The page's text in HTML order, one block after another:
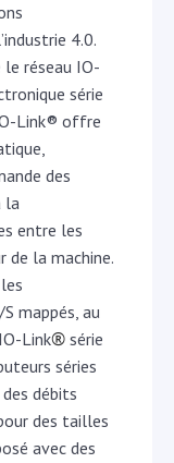
4.0.
le réseau IO-
série
Link® offre
des
la
entre les
la machine.
mappés, au
Link® série
séries
débits
des tailles
avec des